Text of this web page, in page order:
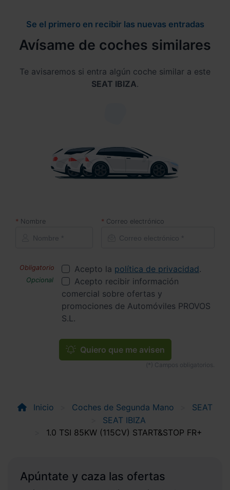
Se el primero en recibir las nuevas entradas
Avísame de coches similares
Te avisaremos si entra algún coche similar a este
SEAT IBIZA.
Nombre Correo electrónico
Acepto la política de privacidad.
Acepto recibir información
comercial sobre ofertas y
promociones de Automóviles PROVOS
S.L.
Quiero que me avisen
Inicio Coches de Segunda Mano
SEAT
SEAT IBIZA
1.0 TSI 85KW (115CV) START&STOP FR+
Apúntate y caza las ofertas